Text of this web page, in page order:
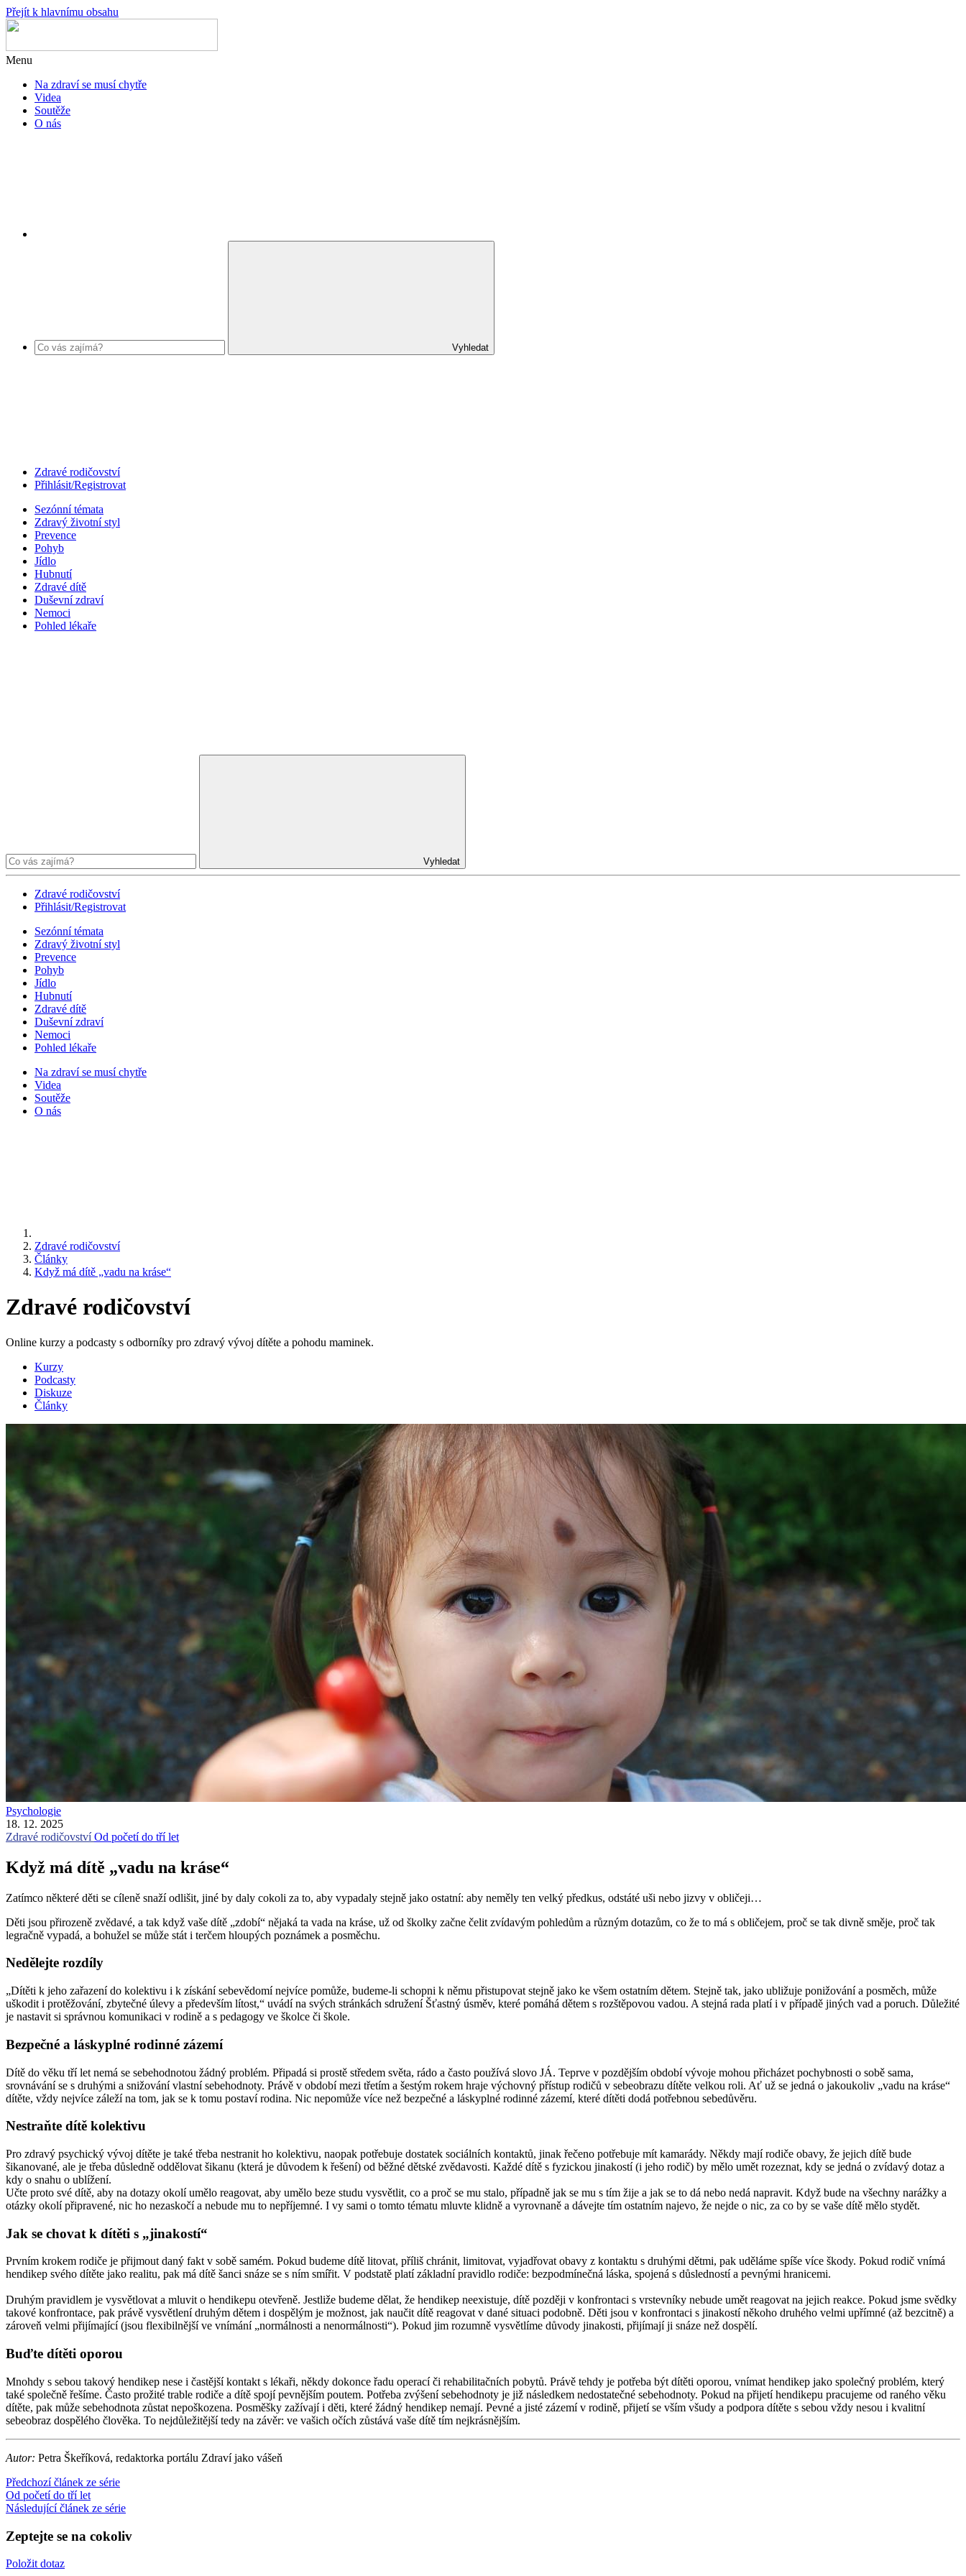
Přejít k hlavnímu obsahu
Menu
Na zdraví se musí chytře
Videa
Soutěže
O nás
Vyhledat
Zdravé rodičovství
Přihlásit/Registrovat
Sezónní témata
Zdravý životní styl
Prevence
Pohyb
Jídlo
Hubnutí
Zdravé dítě
Duševní zdraví
Nemoci
Pohled lékaře
Vyhledat
Zdravé rodičovství
Přihlásit/Registrovat
Sezónní témata
Zdravý životní styl
Prevence
Pohyb
Jídlo
Hubnutí
Zdravé dítě
Duševní zdraví
Nemoci
Pohled lékaře
Na zdraví se musí chytře
Videa
Soutěže
O nás
Zdravé rodičovství
Články
Když má dítě „vadu na kráse“
Zdravé rodičovství
Online kurzy a podcasty s odborníky pro zdravý vývoj dítěte a pohodu maminek.
Kurzy
Podcasty
Diskuze
Články
Psychologie
18. 12. 2025
Zdravé rodičovstvíOd početí do tří let
Když má dítě „vadu na kráse“
Zatímco některé děti se cíleně snaží odlišit, jiné by daly cokoli za to, aby vypadaly stejně jako ostatní: aby neměly ten velký předkus, odstáté uši nebo jizvy v obličeji…
Děti jsou přirozeně zvědavé, a tak když vaše dítě „zdobí“ nějaká ta vada na kráse, už od školky začne čelit zvídavým pohledům a různým dotazům, co že to má s obličejem, proč se tak divně směje, proč tak
legračně vypadá, a bohužel se může stát i terčem hloupých poznámek a posměchu.
Nedělejte rozdíly
„Dítěti k jeho zařazení do kolektivu i k získání sebevědomí nejvíce pomůže, budeme-li schopni k němu přistupovat stejně jako ke všem ostatním dětem. Stejně tak, jako ubližuje ponižování a posměch, může
uškodit i protěžování, zbytečné úlevy a především lítost,“ uvádí na svých stránkách sdružení Šťastný úsměv, které pomáhá dětem s rozštěpovou vadou. A stejná rada platí i v případě jiných vad a poruch. Důležité
je nastavit si správnou komunikaci v rodině a s pedagogy ve školce či škole.
Bezpečné a láskyplné rodinné zázemí
Dítě do věku tří let nemá se sebehodnotou žádný problém. Připadá si prostě středem světa, rádo a často používá slovo JÁ. Teprve v pozdějším období vývoje mohou přicházet pochybnosti o sobě sama,
srovnávání se s druhými a snižování vlastní sebehodnoty. Právě v období mezi třetím a šestým rokem hraje výchovný přístup rodičů v sebeobrazu dítěte velkou roli. Ať už se jedná o jakoukoliv „vadu na kráse“
dítěte, vždy nejvíce záleží na tom, jak se k tomu postaví rodina. Nic nepomůže více než bezpečné a láskyplné rodinné zázemí, které dítěti dodá potřebnou sebedůvěru.
Nestraňte dítě kolektivu
Pro zdravý psychický vývoj dítěte je také třeba nestranit ho kolektivu, naopak potřebuje dostatek sociálních kontaktů, jinak řečeno potřebuje mít kamarády. Někdy mají rodiče obavy, že jejich dítě bude
šikanované, ale je třeba důsledně oddělovat šikanu (která je důvodem k řešení) od běžné dětské zvědavosti. Každé dítě s fyzickou jinakostí (i jeho rodič) by mělo umět rozeznat, kdy se jedná o zvídavý dotaz a
kdy o snahu o ublížení.
Učte proto své dítě, aby na dotazy okolí umělo reagovat, aby umělo beze studu vysvětlit, co a proč se mu stalo, případně jak se mu s tím žije a jak se to dá nebo nedá napravit. Když bude na všechny narážky a
otázky okolí připravené, nic ho nezaskočí a nebude mu to nepříjemné. I vy sami o tomto tématu mluvte klidně a vyrovnaně a dávejte tím ostatním najevo, že nejde o nic, za co by se vaše dítě mělo stydět.
Jak se chovat k dítěti s „jinakostí“
Prvním krokem rodiče je přijmout daný fakt v sobě samém. Pokud budeme dítě litovat, příliš chránit, limitovat, vyjadřovat obavy z kontaktu s druhými dětmi, pak uděláme spíše více škody. Pokud rodič vnímá
hendikep svého dítěte jako realitu, pak má dítě šanci snáze se s ním smířit. V podstatě platí základní pravidlo rodiče: bezpodmínečná láska, spojená s důsledností a pevnými hranicemi.
Druhým pravidlem je vysvětlovat a mluvit o hendikepu otevřeně. Jestliže budeme dělat, že hendikep neexistuje, dítě později v konfrontaci s vrstevníky nebude umět reagovat na jejich reakce. Pokud jsme svědky
takové konfrontace, pak právě vysvětlení druhým dětem i dospělým je možnost, jak naučit dítě reagovat v dané situaci podobně. Děti jsou v konfrontaci s jinakostí někoho druhého velmi upřímné (až bezcitně) a
zároveň velmi přijímající (jsou flexibilnější ve vnímání „normálnosti a nenormálnosti“). Pokud jim rozumně vysvětlíme důvody jinakosti, přijímají ji snáze než dospělí.
Buďte dítěti oporou
Mnohdy s sebou takový hendikep nese i častější kontakt s lékaři, někdy dokonce řadu operací či rehabilitačních pobytů. Právě tehdy je potřeba být dítěti oporou, vnímat hendikep jako společný problém, který
také společně řešíme. Často prožité trable rodiče a dítě spojí pevnějším poutem. Potřeba zvýšení sebehodnoty je již následkem nedostatečné sebehodnoty. Pokud na přijetí hendikepu pracujeme od raného věku
dítěte, pak může sebehodnota zůstat nepoškozena. Posměšky zažívají i děti, které žádný hendikep nemají. Pevné a jisté zázemí v rodině, přijetí se vším všudy a podpora dítěte s sebou vždy nesou i kvalitní
sebeobraz dospělého člověka. To nejdůležitější tedy na závěr: ve vašich očích zůstává vaše dítě tím nejkrásnějším.
Autor: Petra Škeříková, redaktorka portálu Zdraví jako vášeň
Předchozí článek ze série
Od početí do tří let
Následující článek ze série
Zeptejte se na cokoliv
Položit dotaz